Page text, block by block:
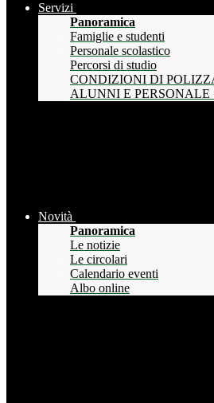
Servizi
Panoramica
Famiglie e studenti
Personale scolastico
Percorsi di studio
CONDIZIONI DI
ALUNNI E PERSONALE
Novità
Panoramica
Le notizie
Le circolari
Calendario eventi
Albo online